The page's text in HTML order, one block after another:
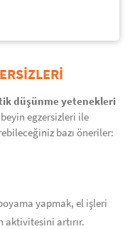
düşünme yetenekleri
egzersizleri ile
bazı öneriler:
yapmak, el işleri
artırır.